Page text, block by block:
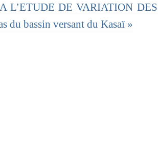
L’ETUDE DE VARIATION
du bassin versant du Kasaï »